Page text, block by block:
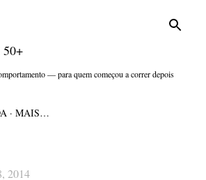
— para quem começou a correr depois
MAIS…
2014